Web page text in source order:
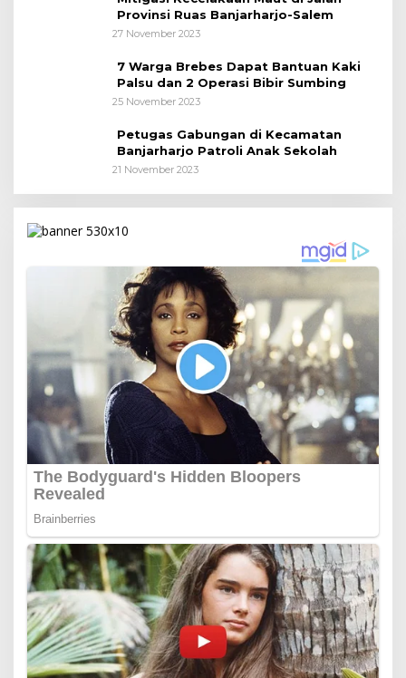
Provinsi Ruas Banjarharjo-Salem
27 November 2023
7 Warga Brebes Dapat Bantuan Kaki
Palsu dan 2 Operasi Bibir Sumbing
25 November 2023
Petugas Gabungan di Kecamatan
Banjarharjo Patroli Anak Sekolah
21 November 2023